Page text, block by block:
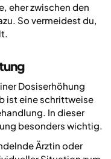
eher zwischen den
So vermeidest du,
Dosiserhöhung
ist eine schrittweise
In dieser
besonders wichtig.
Ärztin oder